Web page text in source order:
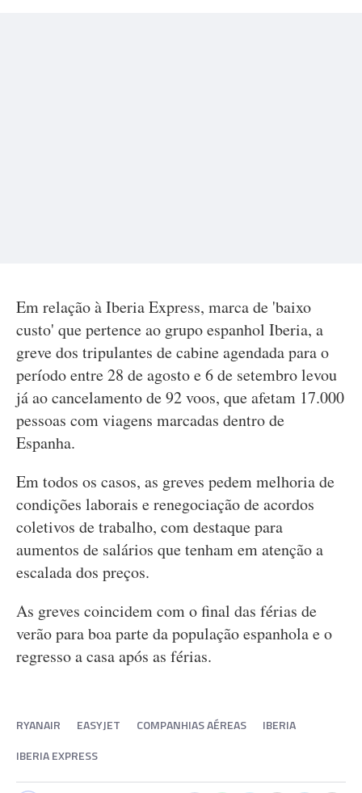
Em relação à Iberia Express, marca de 'baixo
custo' que pertence ao grupo espanhol Iberia, a
greve dos tripulantes de cabine agendada para o
período entre 28 de agosto e 6 de setembro levou
já ao cancelamento de 92 voos, que afetam 17.000
pessoas com viagens marcadas dentro de
Espanha.
Em todos os casos, as greves pedem melhoria de
condições laborais e renegociação de acordos
coletivos de trabalho, com destaque para
aumentos de salários que tenham em atenção a
escalada dos preços.
As greves coincidem com o final das férias de
verão para boa parte da população espanhola e o
regresso a casa após as férias.
RYANAIR EASYJET COMPANHIAS AÉREAS
IBERIA
IBERIA EXPRESS